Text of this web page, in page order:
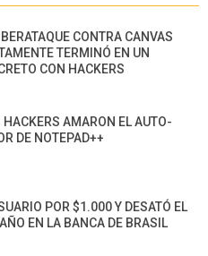
CONTRA CANVAS
TERMINÓ EN UN
CON HACKERS
HACKERS AMARON EL AUTO-
DE NOTEPAD++
POR $1.000 Y DESATÓ EL
EN LA BANCA DE BRASIL